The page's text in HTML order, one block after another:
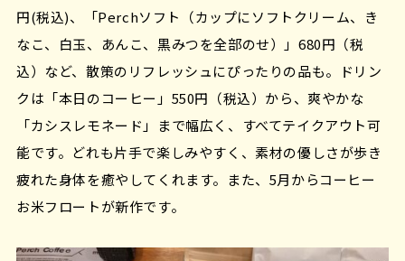
円(税込)、「Perchソフト（カップにソフトクリーム、き
なこ、白玉、あんこ、黒みつを全部のせ）」680円（税
込）など、散策のリフレッシュにぴったりの品も。ドリン
クは「本日のコーヒー」550円（税込）から、爽やかな
「カシスレモネード」まで幅広く、すべてテイクアウト可
能です。どれも片手で楽しみやすく、素材の優しさが歩き
疲れた身体を癒やしてくれます。また、5月からコーヒー
お米フロートが新作です。